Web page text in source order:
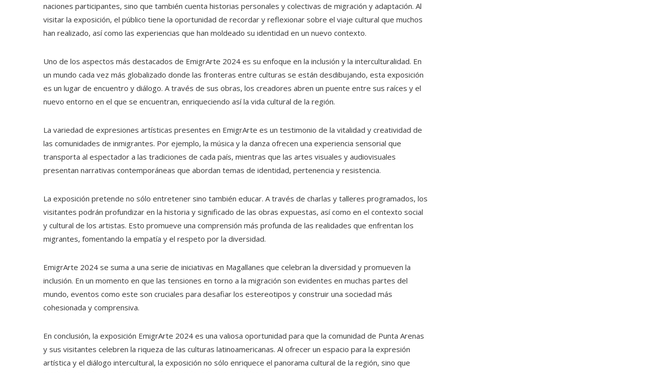
naciones participantes, sino que también cuenta historias personales y colectivas de migración y adaptación. Al
visitar la exposición, el público tiene la oportunidad de recordar y reflexionar sobre el viaje cultural que muchos
han realizado, así como las experiencias que han moldeado su identidad en un nuevo contexto.
Uno de los aspectos más destacados de EmigrArte 2024 es su enfoque en la inclusión y la interculturalidad. En
un mundo cada vez más globalizado donde las fronteras entre culturas se están desdibujando, esta exposición
es un lugar de encuentro y diálogo. A través de sus obras, los creadores abren un puente entre sus raíces y el
nuevo entorno en el que se encuentran, enriqueciendo así la vida cultural de la región.
La variedad de expresiones artísticas presentes en EmigrArte es un testimonio de la vitalidad y creatividad de
las comunidades de inmigrantes. Por ejemplo, la música y la danza ofrecen una experiencia sensorial que
transporta al espectador a las tradiciones de cada país, mientras que las artes visuales y audiovisuales
presentan narrativas contemporáneas que abordan temas de identidad, pertenencia y resistencia.
La exposición pretende no sólo entretener sino también educar. A través de charlas y talleres programados, los
visitantes podrán profundizar en la historia y significado de las obras expuestas, así como en el contexto social
y cultural de los artistas. Esto promueve una comprensión más profunda de las realidades que enfrentan los
migrantes, fomentando la empatía y el respeto por la diversidad.
EmigrArte 2024 se suma a una serie de iniciativas en Magallanes que celebran la diversidad y promueven la
inclusión. En un momento en que las tensiones en torno a la migración son evidentes en muchas partes del
mundo, eventos como este son cruciales para desafiar los estereotipos y construir una sociedad más
cohesionada y comprensiva.
En conclusión, la exposición EmigrArte 2024 es una valiosa oportunidad para que la comunidad de Punta Arenas
y sus visitantes celebren la riqueza de las culturas latinoamericanas. Al ofrecer un espacio para la expresión
artística y el diálogo intercultural, la exposición no sólo enriquece el panorama cultural de la región, sino que